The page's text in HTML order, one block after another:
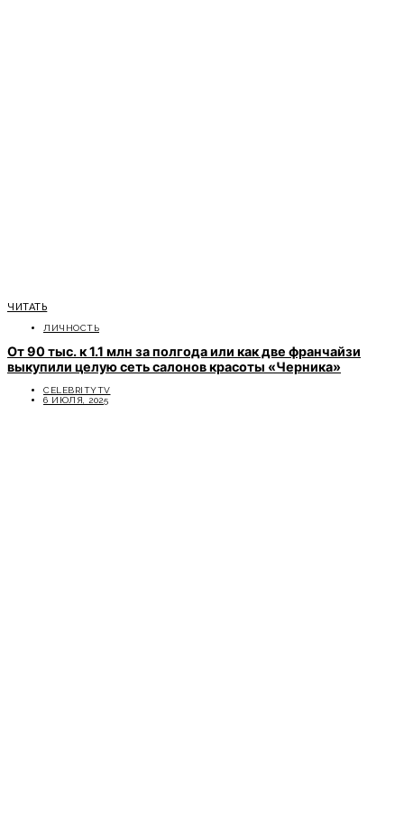
ЧИТАТЬ
ЛИЧНОСТЬ
От 90 тыс. к 1.1 млн за полгода или как две франчайзи
выкупили целую сеть салонов красоты «Черника»
CELEBRITYTV
6 ИЮЛЯ, 2025